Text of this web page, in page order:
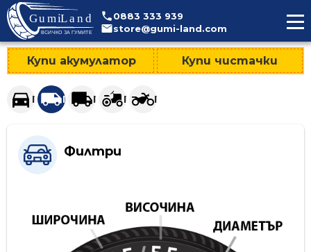
0883 333 939
store@gumi-land.com
Купи акумулатор Купи чистачки
Гуми за леки автомобили и джипове
Гуми за лекотоварни автомобили
Гуми за тежкотоварни автомобили
Гуми за селскостопанска
Гуми за мотоциклети
Филтри